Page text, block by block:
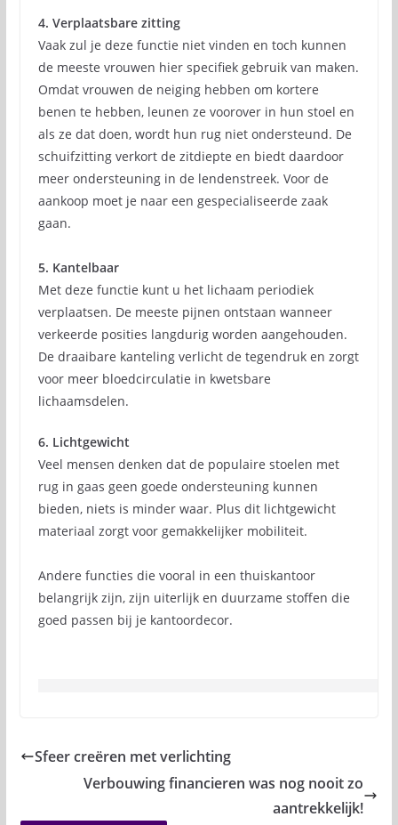
4. Verplaatsbare zitting
Vaak zul je deze functie niet vinden en toch kunnen
de meeste vrouwen hier specifiek gebruik van maken.
Omdat vrouwen de neiging hebben om kortere
benen te hebben, leunen ze voorover in hun stoel en
als ze dat doen, wordt hun rug niet ondersteund. De
schuifzitting verkort de zitdiepte en biedt daardoor
meer ondersteuning in de lendenstreek. Voor de
aankoop moet je naar een gespecialiseerde zaak
gaan.
5. Kantelbaar
Met deze functie kunt u het lichaam periodiek
verplaatsen. De meeste pijnen ontstaan ​​wanneer
verkeerde posities langdurig worden aangehouden.
De draaibare kanteling verlicht de tegendruk en zorgt
voor meer bloedcirculatie in kwetsbare
lichaamsdelen.
6. Lichtgewicht
Veel mensen denken dat de populaire stoelen met
rug in gaas geen goede ondersteuning kunnen
bieden, niets is minder waar. Plus dit lichtgewicht
materiaal zorgt voor gemakkelijker mobiliteit.
Andere functies die vooral in een thuiskantoor
belangrijk zijn, zijn uiterlijk en duurzame stoffen die
goed passen bij je kantoordecor.
Sfeer creëren met verlichting
Verbouwing financieren was nog nooit zo
aantrekkelijk!